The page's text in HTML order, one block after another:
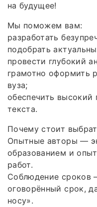
на будущее!
Мы поможем вам:
разработать
подобрать
провести глубокий
грамотно оформить
вуза;
обеспечить высокий
текста.
Почему стоит
Опытные авторы —
образованием и
работ.
Соблюдение сроков
оговорённый срок,
носу».